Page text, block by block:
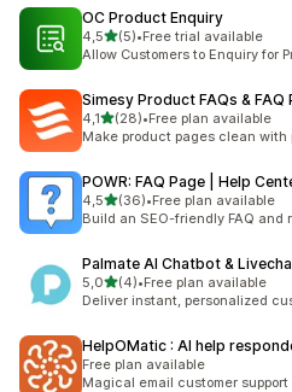
OC Product Enquiry
4,5stelle su 5
(5)
5 recensioni totali
•Free trial available
Allow Customers to Enquiry for
Simesy Product FAQs & FAQ
4,1stelle su 5
(28)
28 recensioni totali
•Free plan available
Make product pages clean
POWR: FAQ Page | Help
4,5stelle su 5
(36)
36 recensioni totali
•Free plan available
Build an SEO-friendly FAQ and
Palmate AI Chatbot &
5,0stelle su 5
(4)
4 recensioni totali
•Free plan available
Deliver instant, personalized
HelpOMatic : AI help
Free plan available
Magical email customer